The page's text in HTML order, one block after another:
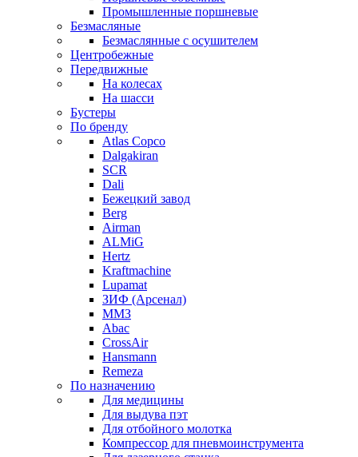
Промышленные поршневые
Безмасляные
Безмаслянные с осушителем
Центробежные
Передвижные
На колесах
На шасси
Бустеры
По бренду
Atlas Copco
Dalgakiran
SCR
Dali
Бежецкий завод
Berg
Airman
ALMiG
Hertz
Kraftmachine
Lupamat
ЗИФ (Арсенал)
ММЗ
Abac
CrossAir
Hansmann
Remeza
По назначению
Для медицины
Для выдува пэт
Для отбойного молотка
Компрессор для пневмоинструмента